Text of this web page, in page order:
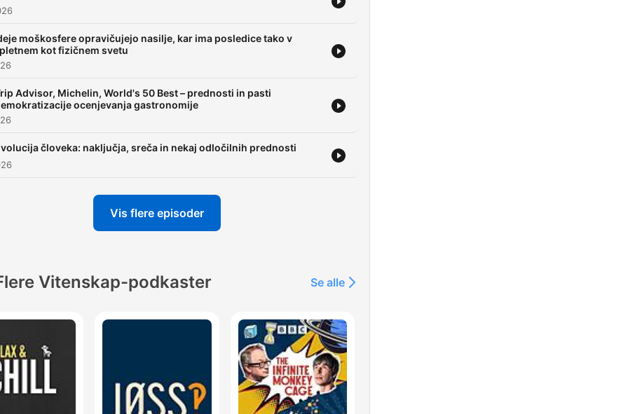
moškosfere opravičujejo nasilje, kar ima posledice tako v
kot fizičnem svetu
Advisor, Michelin, World's 50 Best – prednosti in pasti
ocenjevanja gastronomije
človeka: naključja, sreča in nekaj odločilnih prednosti
Vis flere episoder
Vitenskap-podkaster Se alle